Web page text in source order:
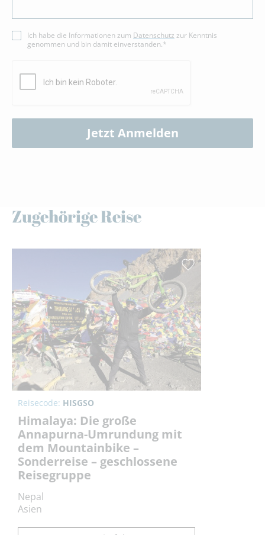
Ich habe die Informationen zum Datenschutz zur Kenntnis
genommen und bin damit einverstanden.*
Jetzt Anmelden
Zugehörige Reise
Reisecode: HISGSO
Himalaya: Die große
Annapurna-Umrundung mit
dem Mountainbike –
Sonderreise – geschlossene
Reisegruppe
Nepal
Asien